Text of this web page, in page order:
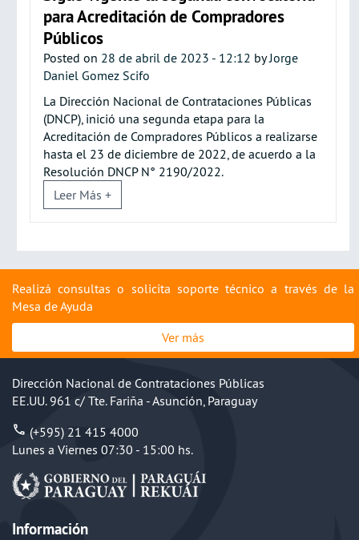
para Acreditación de Compradores
Públicos
Posted on 28 de abril de 2023 - 12:12 byJorge
Daniel Gomez Scifo
La Dirección Nacional de Contrataciones Públicas
(DNCP), inició una segunda etapa para la
Acreditación de Compradores Públicos a realizarse
hasta el 23 de diciembre de 2022, de acuerdo a la
Resolución DNCP N° 2190/2022.
Leer Más +
Realizá consultas o solicita soporte técnico a través de la
Mesa de Ayuda
Ver más
Dirección Nacional de Contrataciones Públicas
EE.UU. 961 c/ Tte. Fariña - Asunción, Paraguay
(+595) 21 415 4000
Lunes a Viernes 07:30 - 15:00 hs.
Información